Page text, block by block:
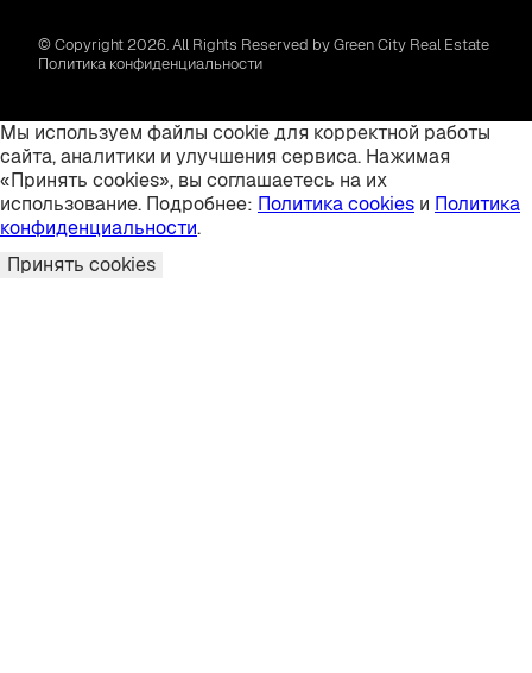
© Copyright 2026. All Rights Reserved by Green City Real Estate
Политика конфиденциальности
Мы используем файлы cookie для корректной работы
сайта, аналитики и улучшения сервиса. Нажимая
«Принять cookies», вы соглашаетесь на их
использование. Подробнее: Политика cookies и Политика
конфиденциальности.
Принять cookies